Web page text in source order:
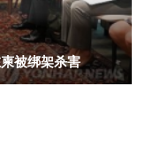
被绑架杀害